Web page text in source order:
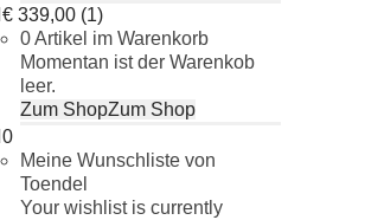
€ 339,00 (1)
0 Artikel im Warenkorb
Momentan ist der Warenkob
leer.
Zum ShopZum Shop
0
Meine Wunschliste von
Toendel
Your wishlist is currently